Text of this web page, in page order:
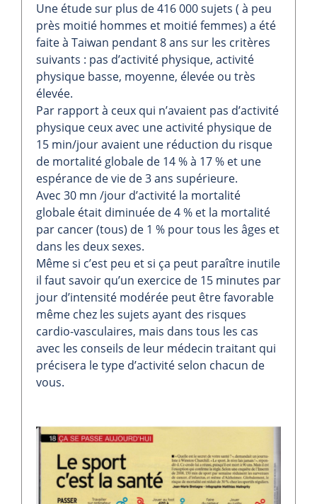
Une étude sur plus de 416 000 sujets ( à peu
près moitié hommes et moitié femmes) a été
faite à Taiwan pendant 8 ans sur les critères
suivants : pas d’activité physique, activité
physique basse, moyenne, élevée ou très
élevée.
Par rapport à ceux qui n’avaient pas d’activité
physique ceux avec une activité physique de
15 min/jour avaient une réduction du risque
de mortalité globale de 14 % à 17 % et une
espérance de vie de 3 ans supérieure.
Avec 30 mn /jour d’activité la mortalité
globale était diminuée de 4 % et la mortalité
par cancer (tous) de 1 % pour tous les âges et
dans les deux sexes.
Même si c’est peu et si ça peut paraître inutile
il faut savoir qu’un exercice de 15 minutes par
jour d’intensité modérée peut être favorable
même chez les sujets ayant des risques
cardio-vasculaires, mais dans tous les cas
avec les conseils de leur médecin traitant qui
précisera le type d’activité selon chacun de
vous.